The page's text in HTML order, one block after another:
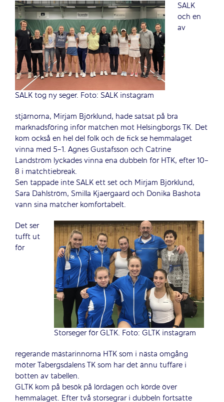
SALK tog ny seger. Foto: SALK instagram
SALK
och en
av
stjärnorna, Mirjam Björklund, hade satsat på bra
marknadsföring inför matchen mot Helsingborgs TK. Det
kom också en hel del folk och de fick se hemmalaget
vinna med 5-1. Agnes Gustafsson och Catrine
Landström lyckades vinna ena dubbeln för HTK, efter 10-
8 i matchtiebreak.
Sen tappade inte SALK ett set och Mirjam Björklund,
Sara Dahlström, Smilla Kjaergaard och Donika Bashota
vann sina matcher komfortabelt.
Storseger för GLTK. Foto: GLTK instagram
Det ser
tufft ut
för
regerande mästarinnorna HTK som i nästa omgång
möter Tabergsdalens TK som har det ännu tuffare i
botten av tabellen.
GLTK kom på besök på lördagen och körde över
hemmalaget. Efter två storsegrar i dubbeln fortsatte